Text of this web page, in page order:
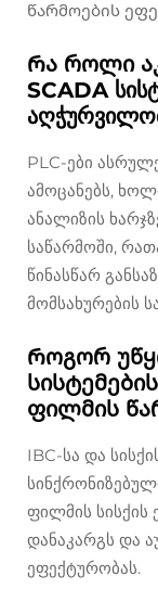
წარმოების
Რა როლი
SCADA
PLC-ები
ამოცანებს,
ანალიზის
საწარმოში,
წინასწარ
მომსახურების
Როგორ
ფილმის
IBC-სა და
ფილმის სისქის
დანაკარგს და
ეფექტურობას.